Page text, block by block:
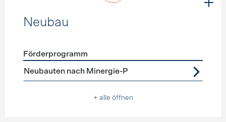
Neubau
Förderprogramme Neubau
Förderprogramm
Neubauten nach Minergie-P
+ alle öffnen